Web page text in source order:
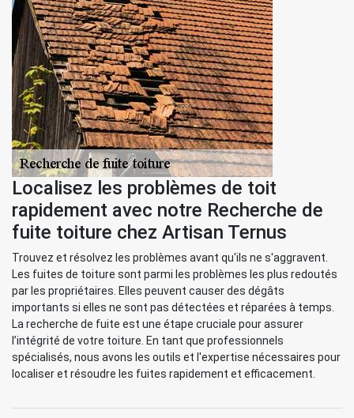
Localisez les problèmes de toit
rapidement avec notre Recherche de
fuite toiture chez Artisan Ternus
Trouvez et résolvez les problèmes avant qu'ils ne s'aggravent.
Les fuites de toiture sont parmi les problèmes les plus redoutés
par les propriétaires. Elles peuvent causer des dégâts
importants si elles ne sont pas détectées et réparées à temps.
La recherche de fuite est une étape cruciale pour assurer
l’intégrité de votre toiture. En tant que professionnels
spécialisés, nous avons les outils et l'expertise nécessaires pour
localiser et résoudre les fuites rapidement et efficacement.